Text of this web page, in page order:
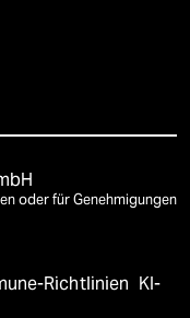
oder für Genehmigungen
Richtlinien KI-